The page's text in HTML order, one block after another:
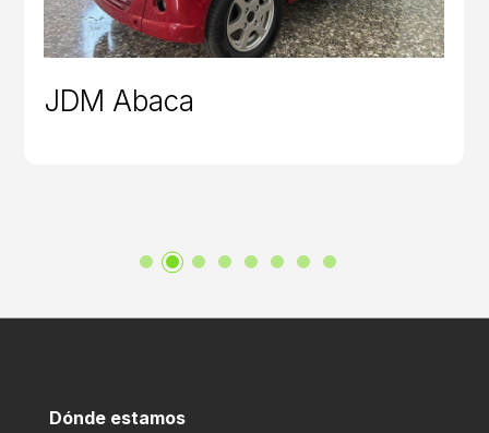
JDM Abaca
Dónde estamos